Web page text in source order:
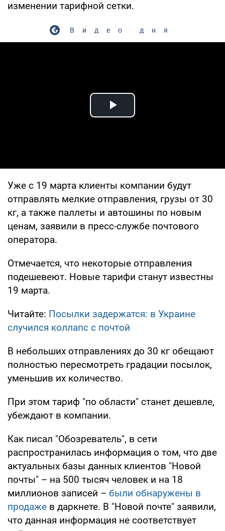
изменении тарифной сетки.
Видео дня
Play Video
Уже с 19 марта клиенты компании будут
отправлять мелкие отправления, грузы от 30
кг, а также паллеты и автошины по новым
ценам, заявили в пресс-службе почтового
оператора.
Отмечается, что некоторые отправления
подешевеют. Новые тарифи станут известны
19 марта.
Читайте: Посылки задержатся: в Украине
случился коллапс с почтой
В небольших отправлениях до 30 кг обещают
полностью пересмотреть градации посылок,
уменьшив их количество.
При этом тариф "по области" станет дешевле,
убеждают в компании.
Как писал "Обозреватель", в сети
распространилась информация о том, что две
актуальных базы данных клиентов "Новой
почты" – на 500 тысяч человек и на 18
миллионов записей – были обнаружены в
продаже в даркнете. В "Новой почте" заявили,
что данная информация не соответствует